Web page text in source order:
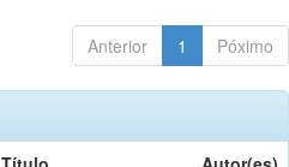
Anterior 1 Póximo